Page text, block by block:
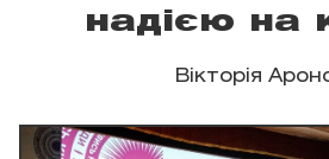
надією на
Вікторія